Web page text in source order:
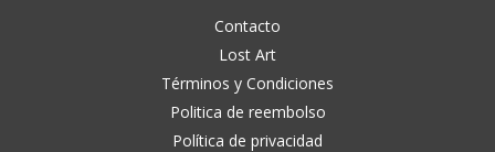
Contacto
Lost Art
Términos y Condiciones
Politica de reembolso
Política de privacidad